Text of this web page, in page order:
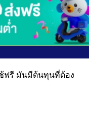
ฟรี มันมีต้นทุนที่ต้อง